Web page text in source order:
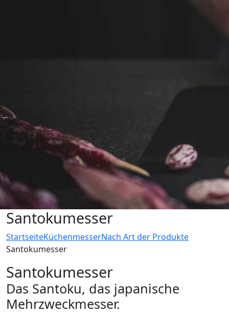
Santokumesser
StartseiteKüchenmesserNach Art der Produkte
Santokumesser
Santokumesser
Das Santoku, das japanische
Mehrzweckmesser.